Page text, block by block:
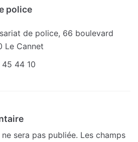
police
de police, 66 boulevard
Le Cannet
44 10
sera pas publiée. Les champs